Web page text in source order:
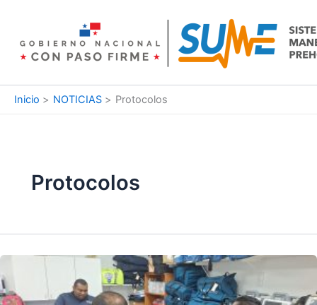
contenido
Inicio NOTICIAS Protocolos
Protocolos